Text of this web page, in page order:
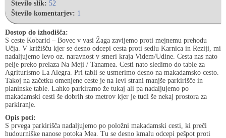
Število slik: 52
Število komentarjev: 1
Dostop do izhodišča:
S ceste Kobarid – Bovec v vasi Žaga zavijemo proti mejnemu prehodu
Učja. V križišču kjer se desno odcepi cesta proti sedlu Karnica in Reziji, mi
nadaljujemo levo oz. naravnost v smeri kraja Videm/Udine. Cesta nas nato
pelje preko prelaza Na Meji / Tanamea. Cesti nato sledimo do table za
Agriturismo La Alegra. Pri tabli se usmerimo desno na makadamsko cesto.
Takoj na začetku omenjene ceste je na levi strani manjše parkirišče in
planinske table. Lahko parkiramo že tukaj ali pa nadaljujemo po
makadamski cesti še dobrih sto metrov kjer je tudi še nekaj prostora za
parkiranje.
Opis poti:
S prvega parkirišča nadaljujemo po položni makadamski cesti, ki preči
hudourniške nanose potoka Mea. Tu se desno kmalu odcepi pešpot proti